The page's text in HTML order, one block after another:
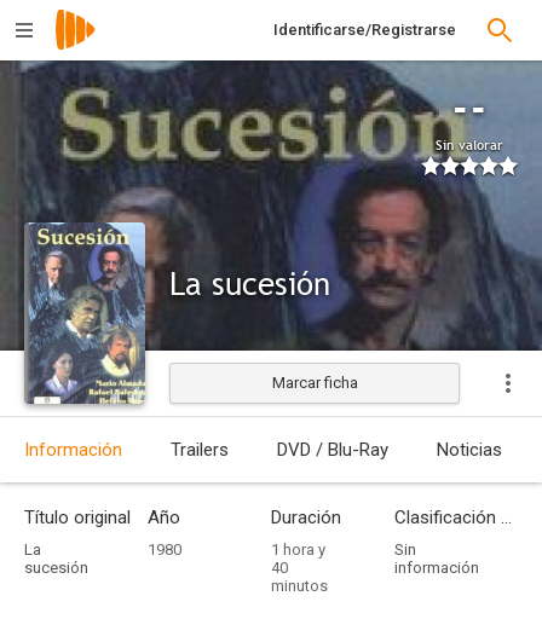
Identificarse/Registrarse
--
Sin valorar
La sucesión
Estrenada
Marcar ficha
Información Trailers DVD / Blu-Ray Noticias
Título original
La
sucesión
Año
1980
Duración
1 hora y
40
minutos
Clasificación por edades
Sin
información